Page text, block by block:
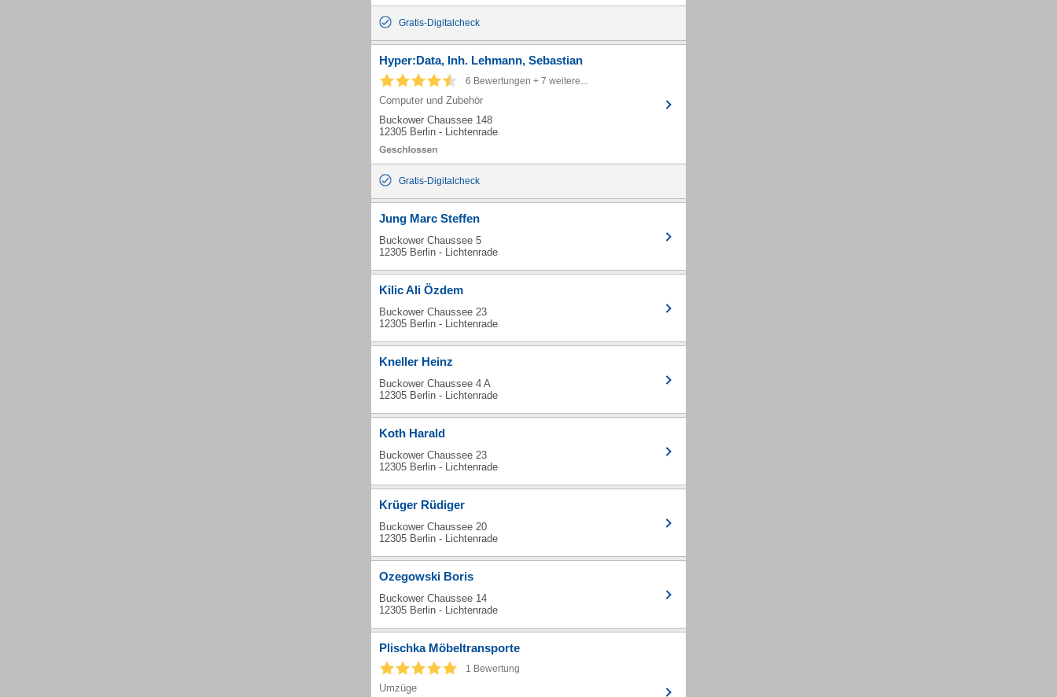
Gratis-Digitalcheck
Hyper:Data, Inh. Lehmann, Sebastian
6 Bewertungen + 7 weitere...
Computer und Zubehör
Buckower Chaussee 148
12305 Berlin - Lichtenrade
Gratis-Digitalcheck
Jung Marc Steffen
Buckower Chaussee 5
12305 Berlin - Lichtenrade
Kilic Ali Özdem
Buckower Chaussee 23
12305 Berlin - Lichtenrade
Kneller Heinz
Buckower Chaussee 4 A
12305 Berlin - Lichtenrade
Koth Harald
Buckower Chaussee 23
12305 Berlin - Lichtenrade
Krüger Rüdiger
Buckower Chaussee 20
12305 Berlin - Lichtenrade
Ozegowski Boris
Buckower Chaussee 14
12305 Berlin - Lichtenrade
Plischka Möbeltransporte
1 Bewertung
Umzüge